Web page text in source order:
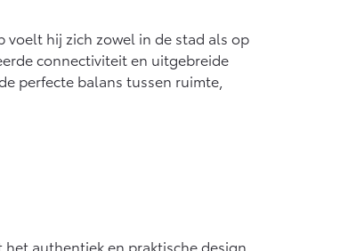
voelt hij zich zowel in de stad als op
connectiviteit en uitgebreide
perfecte balans tussen ruimte,
authentiek en praktische design